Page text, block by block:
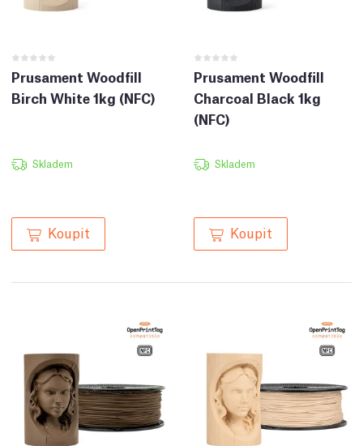
Prusament Woodfill
Birch White 1kg (NFC)
Skladem
Koupit
Prusament Woodfill
Charcoal Black 1kg
(NFC)
Skladem
Koupit